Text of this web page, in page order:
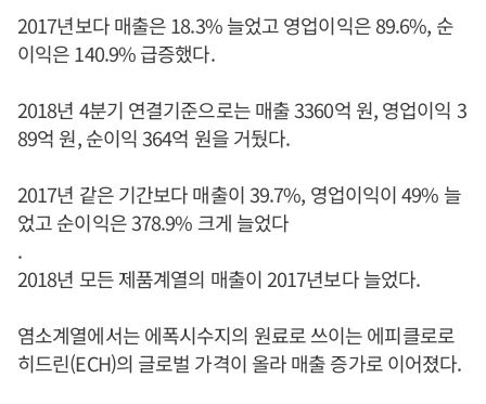
2017년보다 매출은 18.3% 늘었고 영업이익은 89.6%, 순
이익은 140.9% 급증했다.
2018년 4분기 연결기준으로는 매출 3360억 원, 영업이익 3
89억 원, 순이익 364억 원을 거뒀다.
2017년 같은 기간보다 매출이 39.7%, 영업이익이 49% 늘
었고 순이익은 378.9% 크게 늘었다
.
2018년 모든 제품계열의 매출이 2017년보다 늘었다.
염소계열에서는 에폭시수지의 원료로 쓰이는 에피클로로
히드린(ECH)의 글로벌 가격이 올라 매출 증가로 이어졌다.